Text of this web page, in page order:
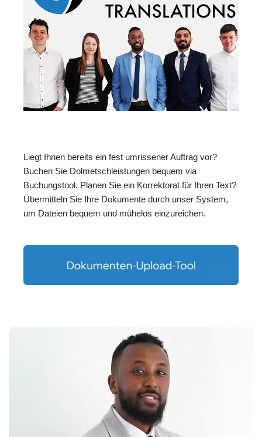
Liegt Ihnen bereits ein fest umrissener Auftrag vor?
Buchen Sie Dolmetschleistungen bequem via
Buchungstool. Planen Sie ein Korrektorat für Ihren Text?
Übermitteln Sie Ihre Dokumente durch unser System,
um Dateien bequem und mühelos einzureichen.